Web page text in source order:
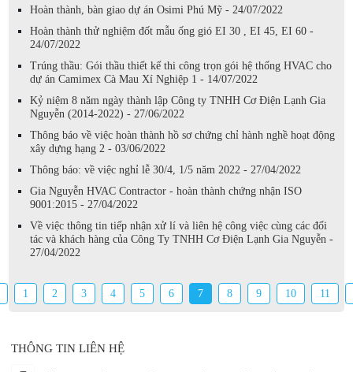
Hoàn thành, bàn giao dự án Osimi Phú Mỹ - 24/07/2022
Hoàn thành thử nghiệm đốt mẫu ống gió EI 30 , EI 45, EI 60 -
24/07/2022
Trúng thầu: Gói thầu thiết kế thi công trọn gói hệ thống HVAC cho
dự án Camimex Cà Mau Xí Nghiệp 1 - 14/07/2022
Kỷ niệm 8 năm ngày thành lập Công ty TNHH Cơ Điện Lạnh Gia
Nguyễn (2014-2022) - 27/06/2022
Thông báo về việc hoàn thành hồ sơ chứng chỉ hành nghề hoạt động
xây dựng hạng 2 - 03/06/2022
Thông báo: về việc nghỉ lễ 30/4, 1/5 năm 2022 - 27/04/2022
Gia Nguyễn HVAC Contractor - hoàn thành chứng nhận ISO
9001:2015 - 27/04/2022
Về việc thông tin tiếp nhận xử lí và liên hệ công việc cùng các đối
tác và khách hàng của Công Ty TNHH Cơ Điện Lạnh Gia Nguyễn -
27/04/2022
1 2 3 4 5 6 7 8 9 10 11
THÔNG TIN LIÊN HỆ